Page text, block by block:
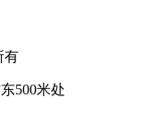
有
500米处